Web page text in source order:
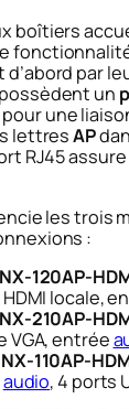
boîtiers
par
un
pour une
lettresAP
RJ45
les trois
:
120AP-
locale,
210AP-
VGA, entrée
110AP-
audio, 4 ports